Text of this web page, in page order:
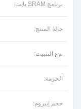
برنامج SRAM بايت:
حالة المنتج:
نوع التثبيت:
الحزمة:
حجم إيبروم: